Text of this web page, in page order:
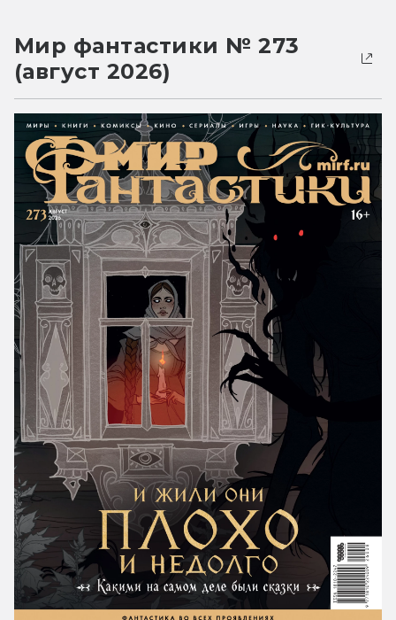
Мир фантастики № 273
(август 2026)